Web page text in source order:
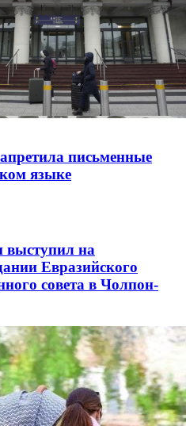
письменные
языке
на
Евразийского
совета в Чолпон-